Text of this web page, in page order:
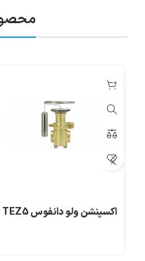
اکسپنشن ولو دانفوس TEZ5